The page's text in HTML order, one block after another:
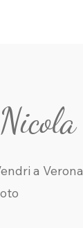
a Verona